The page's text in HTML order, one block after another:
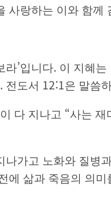
사랑하는 이와 함
라’입니다. 이 지혜
전도서 12:1은 말씀
다 지나고 “사는
가고 노화와 질병
에 삶과 죽음의 의